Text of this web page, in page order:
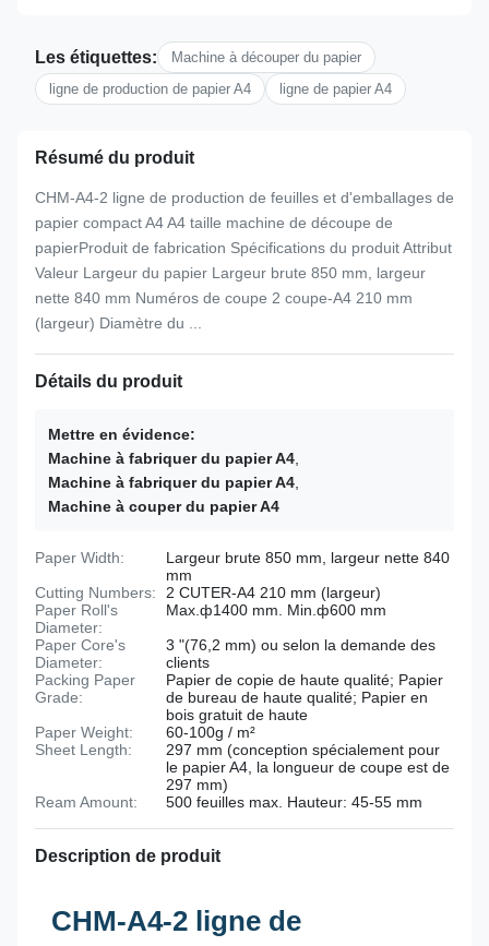
Les étiquettes:
Machine à découper du papier
ligne de production de papier A4
ligne de papier A4
Résumé du produit
CHM-A4-2 ligne de production de feuilles et d'emballages de
papier compact A4 A4 taille machine de découpe de
papierProduit de fabrication Spécifications du produit Attribut
Valeur Largeur du papier Largeur brute 850 mm, largeur
nette 840 mm Numéros de coupe 2 coupe-A4 210 mm
(largeur) Diamètre du ...
Détails du produit
Mettre en évidence:
Machine à fabriquer du papier A4
Machine à fabriquer du papier A4
Machine à couper du papier A4
Paper Width:
Largeur brute 850 mm, largeur nette 840
mm
Cutting Numbers:
2 CUTER-A4 210 mm (largeur)
Paper Roll's
Diameter:
Max.ф1400 mm. Min.ф600 mm
Paper Core's
Diameter:
3 "(76,2 mm) ou selon la demande des
clients
Packing Paper
Grade:
Papier de copie de haute qualité; Papier
de bureau de haute qualité; Papier en
bois gratuit de haute
Paper Weight:
60-100g / m²
Sheet Length:
297 mm (conception spécialement pour
le papier A4, la longueur de coupe est de
297 mm)
Ream Amount:
500 feuilles max. Hauteur: 45-55 mm
Description de produit
CHM-A4-2 ligne de